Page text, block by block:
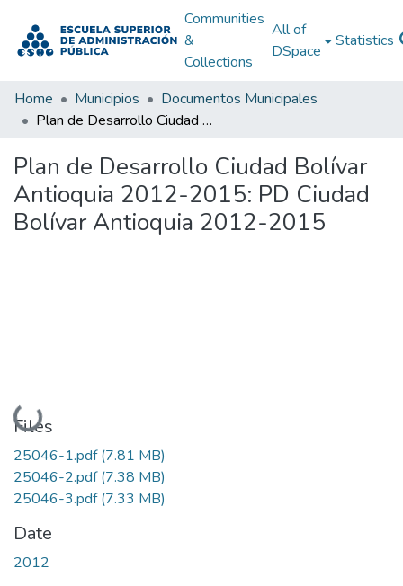
Communities
&
Collections
All of
DSpace
Statistics
Home Municipios
Documentos Municipales
Plan de Desarrollo Ciudad Bolívar Antioquia 2012-2015: PD Ciudad Bolívar Antioquia 2012-2015
Plan de Desarrollo Ciudad Bolívar
Antioquia 2012-2015: PD Ciudad
Bolívar Antioquia 2012-2015
Loading...
Files
25046-1.pdf(7.81 MB)
25046-2.pdf(7.38 MB)
25046-3.pdf(7.33 MB)
Date
2012